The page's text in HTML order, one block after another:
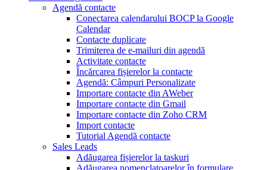
Agendă contacte
Conectarea calendarului BOCP la Google
Calendar
Contacte duplicate
Trimiterea de e-mailuri din agendă
Activitate contacte
Încărcarea fișierelor la contacte
Agendă: Câmpuri Personalizate
Importare contacte din AWeber
Importare contacte din Gmail
Importare contacte din Zoho CRM
Import contacte
Tutorial Agendă contacte
Sales Leads
Adăugarea fișierelor la taskuri